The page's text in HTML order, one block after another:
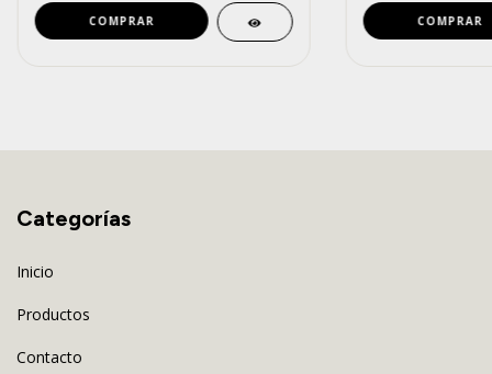
COMPRAR COMPRAR
Categorías
Inicio
Productos
Contacto